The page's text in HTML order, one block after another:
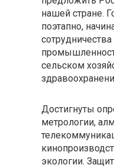
нашей стране.
поэтапно,
сельском
Достигнуты
метрологии,
экологии.